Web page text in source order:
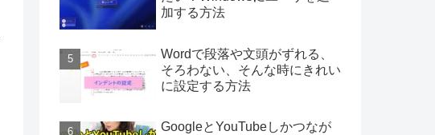
加する方法
Wordで段落や文頭がずれる、
そろわない、そんな時にきれい
に設定する方法
GoogleとYouTubeしかつなが